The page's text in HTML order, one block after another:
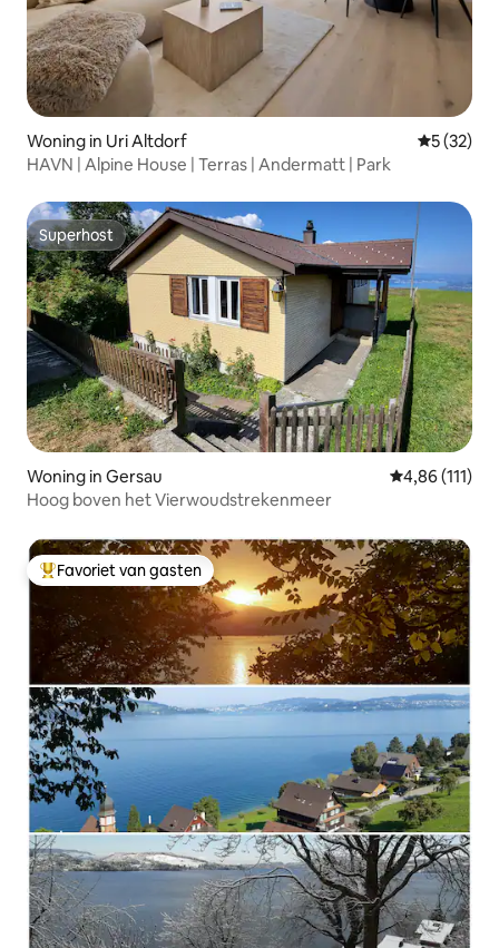
Woning in Uri Altdorf
5 (32)
HAVN | Alpine House | Terras | Andermatt | Park
Superhost
Superhost
Woning in Gersau Gemiddelde
4,86 (111)
Hoog boven het Vierwoudstrekenmeer
Topfavoriet van gasten
Favoriet van gasten